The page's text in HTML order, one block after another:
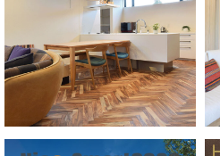
計算し
月収25万円、頭